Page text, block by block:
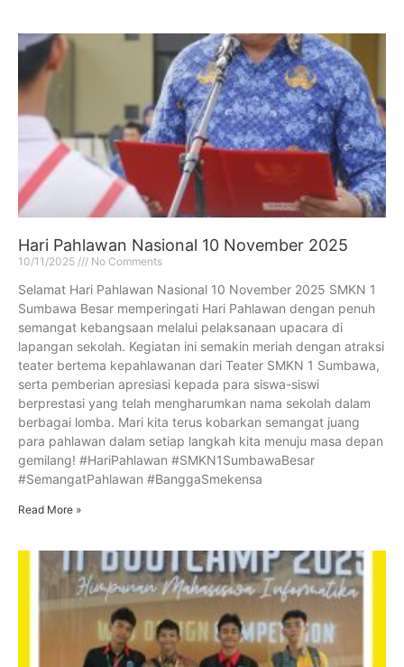
Hari Pahlawan Nasional 10 November 2025
10/11/2025 No Comments
Selamat Hari Pahlawan Nasional 10 November 2025 SMKN 1
Sumbawa Besar memperingati Hari Pahlawan dengan penuh
semangat kebangsaan melalui pelaksanaan upacara di
lapangan sekolah. Kegiatan ini semakin meriah dengan atraksi
teater bertema kepahlawanan dari Teater SMKN 1 Sumbawa,
serta pemberian apresiasi kepada para siswa-siswi
berprestasi yang telah mengharumkan nama sekolah dalam
berbagai lomba. Mari kita terus kobarkan semangat juang
para pahlawan dalam setiap langkah kita menuju masa depan
gemilang! #HariPahlawan #SMKN1SumbawaBesar
#SemangatPahlawan #BanggaSmekensa
Read More »